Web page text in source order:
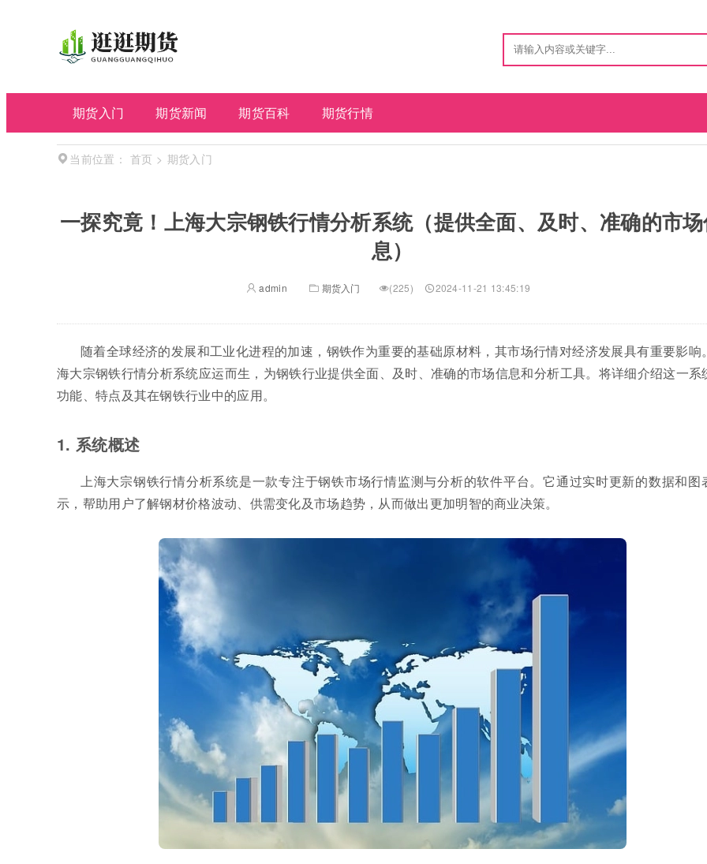
期货入门 期货新闻 期货百科 期货行情
当前位置： 首页 > 期货入门
一探究竟！上海大宗钢铁行情分析系统（提供全面、及时、准确的市
息）
admin 期货入门 (225) 2024-11-21 13:45:19
随着全球经济的发展和工业化进程的加速，钢铁作为重要的基础原材料，其市场行情对经济发展具有重要影响
海大宗钢铁行情分析系统应运而生，为钢铁行业提供全面、及时、准确的市场信息和分析工具。将详细介绍这一系
功能、特点及其在钢铁行业中的应用。
1. 系统概述
上海大宗钢铁行情分析系统是一款专注于钢铁市场行情监测与分析的软件平台。它通过实时更新的数据和图
示，帮助用户了解钢材价格波动、供需变化及市场趋势，从而做出更加明智的商业决策。